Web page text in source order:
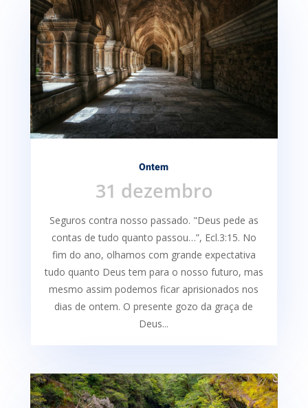
Ontem
31 dezembro
Seguros contra nosso passado. "Deus pede as
contas de tudo quanto passou…”, Ecl.3:15. No
fim do ano, olhamos com grande expectativa
tudo quanto Deus tem para o nosso futuro, mas
mesmo assim podemos ficar aprisionados nos
dias de ontem. O presente gozo da graça de
Deus...